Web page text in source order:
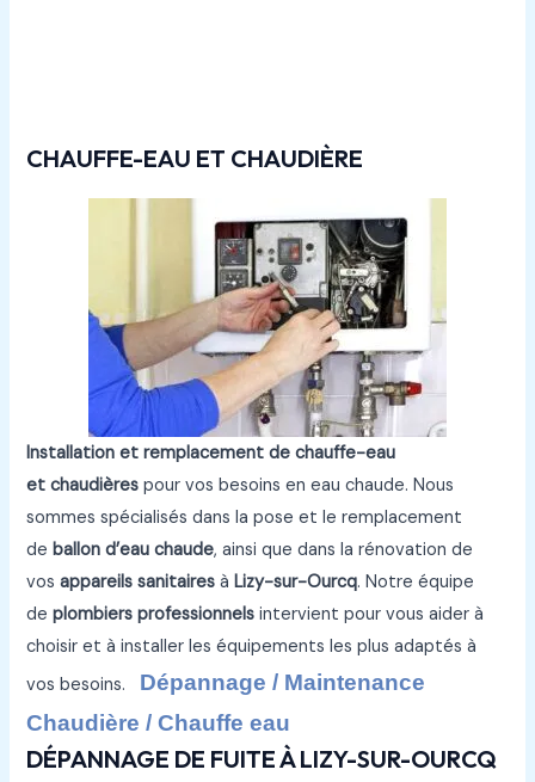
CHAUFFE-EAU ET CHAUDIÈRE
Installation et remplacement de chauffe-eau
et chaudières pour vos besoins en eau chaude. Nous
sommes spécialisés dans la pose et le remplacement
deballon d’eau chaude, ainsi que dans la rénovation de
vosappareils sanitaires àLizy-sur-Ourcq. Notre équipe
deplombiers professionnels intervient pour vous aider à
choisir et à installer les équipements les plus adaptés à
vos besoins. Dépannage / Maintenance
Chaudière / Chauffe eau
DÉPANNAGE DE FUITE À LIZY-SUR-OURCQ